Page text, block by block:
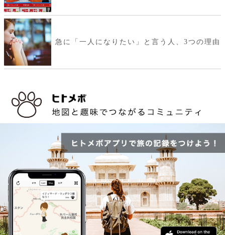
急に「一人になりたい」と言う人、3つの理由